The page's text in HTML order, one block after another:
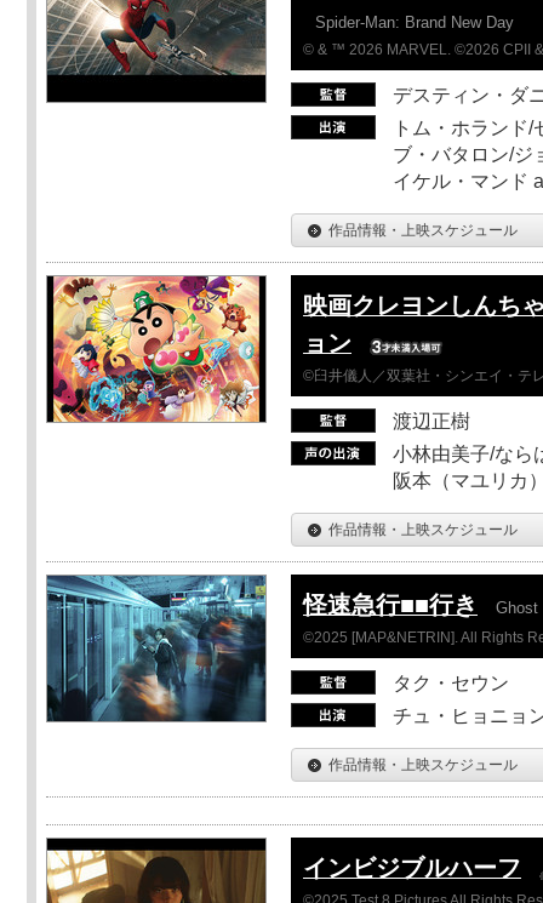
Spider-Man: Brand New Day
© & ™ 2026 MARVEL. ©2026 CPII
デスティン・ダ
トム・ホランド
ブ・バタロン/ジ
イケル・マンド
作品情報・上映スケジュール
映画クレヨンしんち
ョン
©臼井儀人／双葉社・シンエイ・テ
渡辺正樹
小林由美子/なら
阪本（マユリカ
作品情報・上映スケジュール
怪速急行■■行き Ghost
©2025 [MAP&NETRIN]. All Rights
タク・セウン
チュ・ヒョニョ
作品情報・上映スケジュール
インビジブルハーフ